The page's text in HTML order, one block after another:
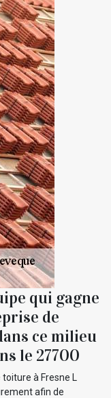
qui gagne
de
ce milieu
le 27700
à Fresne L
afin de